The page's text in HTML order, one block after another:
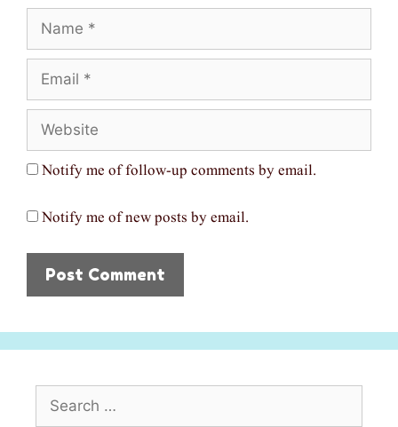
Notify me of follow-up comments by email.
Notify me of new posts by email.